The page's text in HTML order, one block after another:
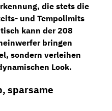
, die stets die
und Tempolimits
kann der 208
bringen
sondern verleihen
Look.
sparsame